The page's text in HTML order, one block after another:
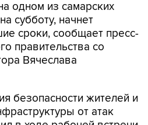
одном из самарских
субботу, начнет
сроки, сообщает пресс-
правительства со
Вячеслава
безопасности жителей и
от атак